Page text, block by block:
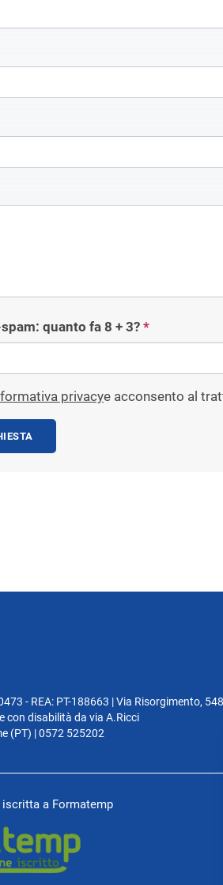
quanto fa 8 + 3? *
privacye acconsento al
- REA: PT-188663 | Via Risorgimento, 548
con disabilità da via A.Ricci
(PT) | 0572 525202
a Formatemp